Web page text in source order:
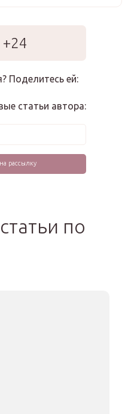
+24
Поделитесь ей:
статьи автора:
по